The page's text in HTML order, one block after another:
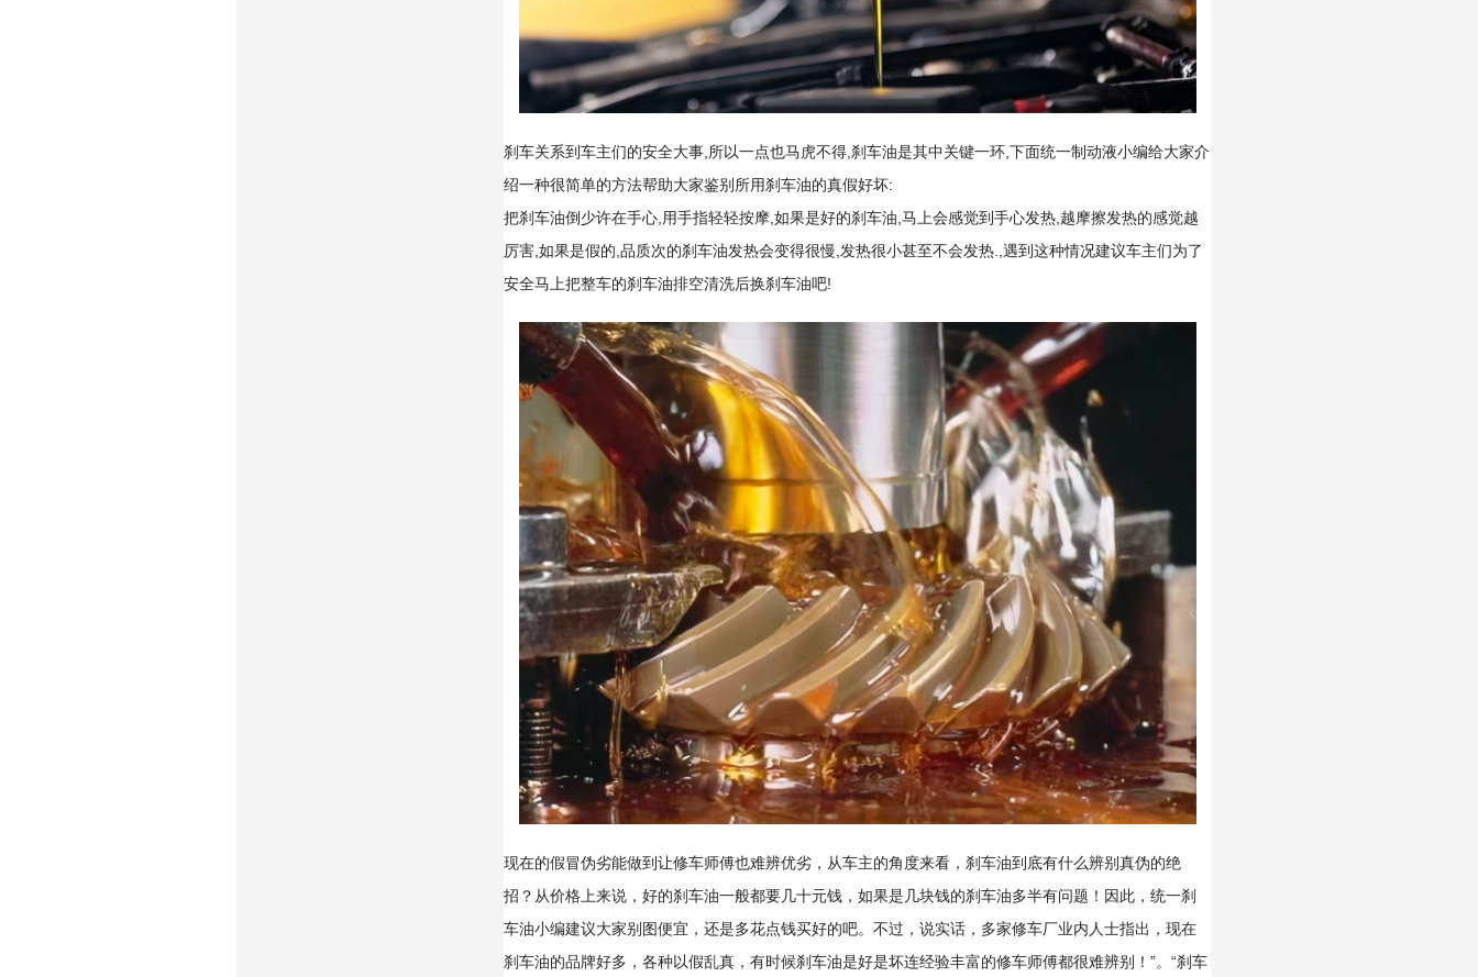
刹车关系到车主们的安全大事,所以一点也马虎不得,刹车油是其中关键一环,下面统一制动液小编给大家介
绍一种很简单的方法帮助大家鉴别所用刹车油的真假好坏:
把刹车油倒少许在手心,用手指轻轻按摩,如果是好的刹车油,马上会感觉到手心发热,越摩擦发热的感觉越
厉害,如果是假的,品质次的刹车油发热会变得很慢,发热很小甚至不会发热.,遇到这种情况建议车主们为了
安全马上把整车的刹车油排空清洗后换刹车油吧!
现在的假冒伪劣能做到让修车师傅也难辨优劣，从车主的角度来看，刹车油到底有什么辨别真伪的绝
招？从价格上来说，好的刹车油一般都要几十元钱，如果是几块钱的刹车油多半有问题！因此，统一刹
车油小编建议大家别图便宜，还是多花点钱买好的吧。不过，说实话，多家修车厂业内人士指出，现在
刹车油的品牌好多，各种以假乱真，有时候刹车油是好是坏连经验丰富的修车师傅都很难辨别！”。“刹车